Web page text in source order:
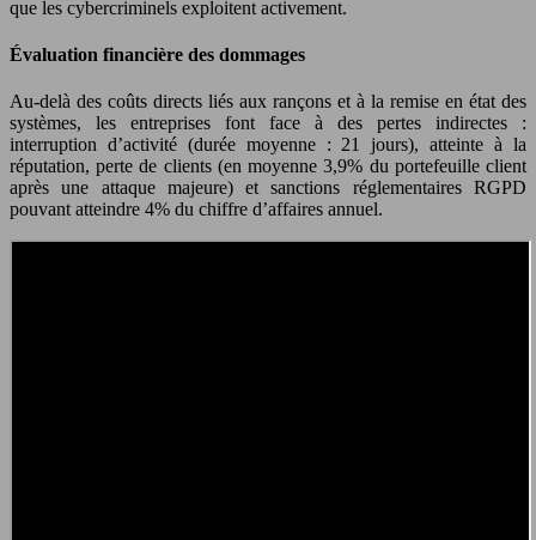
que les cybercriminels exploitent activement.
Évaluation financière des dommages
Au-delà des coûts directs liés aux rançons et à la remise en état des
systèmes, les entreprises font face à des pertes indirectes :
interruption d’activité (durée moyenne : 21 jours), atteinte à la
réputation, perte de clients (en moyenne 3,9% du portefeuille client
après une attaque majeure) et sanctions réglementaires RGPD
pouvant atteindre 4% du chiffre d’affaires annuel.